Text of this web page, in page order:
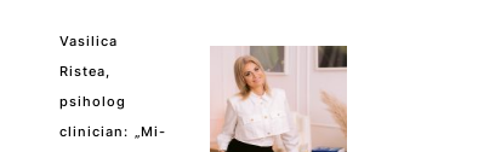
Vasilica
Ristea,
psiholog
clinician: „Mi-